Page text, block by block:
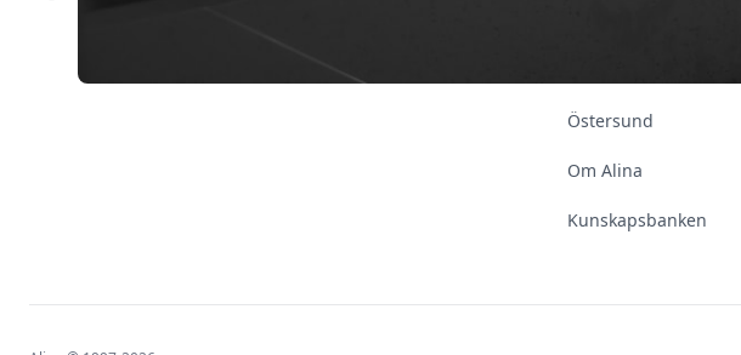
Östersund
Om Alina
Kunskapsbanken